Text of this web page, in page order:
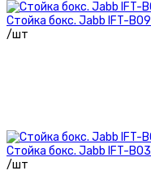
Стойка бокс. Jabb IFT-
/шт
Стойка бокс. Jabb IFT-
/шт